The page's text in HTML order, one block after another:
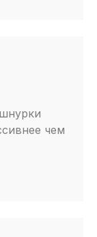
чем